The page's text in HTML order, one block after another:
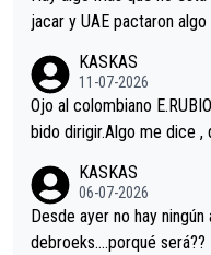
jacar y UAE pactaron
i sin pedalear, luego está
mano de una manera
es en el hombro con que
eta, a ver si por querer
ción de podio UAE y
KASKAS
11-07-2026
Ojo al colombiano
bido
KASKAS
06-07-2026
Desde ayer no hay ningún
debroeks….porqué será??